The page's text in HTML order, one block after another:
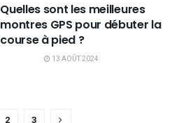
Quelles sont les meilleures
montres GPS pour débuter la
course à pied ?
13 AOÛT 2024
2 3